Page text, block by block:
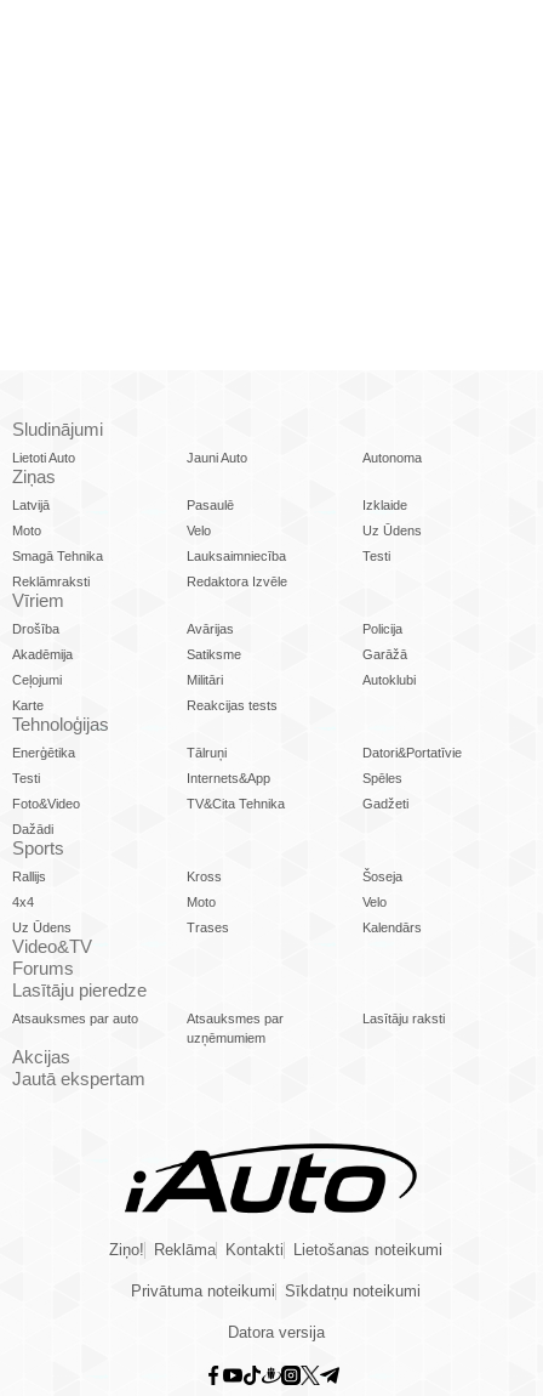
Sludinājumi
Lietoti Auto Jauni Auto Autonoma
Ziņas
Latvijā Pasaulē
Izklaide
Moto
Velo
Uz Ūdens
Smagā Tehnika
Lauksaimniecība
Testi
Reklāmraksti
Redaktora Izvēle
Vīriem
Drošība Avārijas
Policija
Akadēmija
Satiksme
Garāžā
Ceļojumi
Militāri
Autoklubi
Karte
Reakcijas tests
Tehnoloģijas
Enerģētika Tālruņi
Datori&Portatīvie
Testi
Internets&App
Spēles
Foto&Video
TV&Cita Tehnika
Gadžeti
Dažādi
Sports
Rallijs Kross
Šoseja
4x4
Moto
Velo
Uz Ūdens
Trases Kalendārs
Video&TV
Forums
Lasītāju pieredze
Atsauksmes par auto
Atsauksmes par
uzņēmumiem
Lasītāju raksti
Akcijas
Jautā ekspertam
Ziņo! Reklāma Kontakti Lietošanas noteikumi
Privātuma noteikumi Sīkdatņu noteikumi
Datora versija